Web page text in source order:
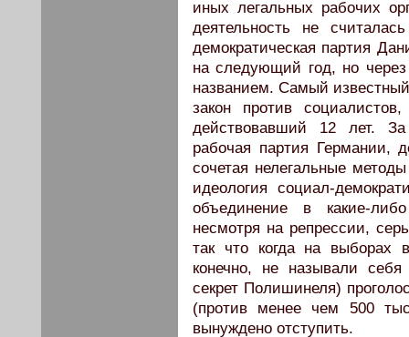
иных легальных рабочих
деятельность не
демократическая партия
на следующий год, но через
названием. Самый
закон против
действовавший 12 лет.
рабочая партия Германии,
сочетая нелегальные
идеология социал-
объединение в какие-
несмотря на репрессии,
так что когда на выборах
конечно, не называли
секрет Полишинеля)
(против менее чем 500
вынуждено отступить.